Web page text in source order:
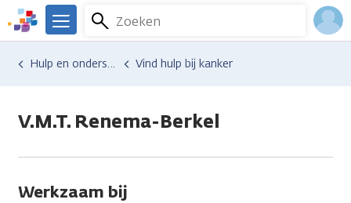
Overslaan
en
naar
We
er
Kanker.nl
Zoeken
Menu
Hulp en ondersteuning Vind hulp bij kanker
V.M.T. Renema-Berkel
Werkzaam bij